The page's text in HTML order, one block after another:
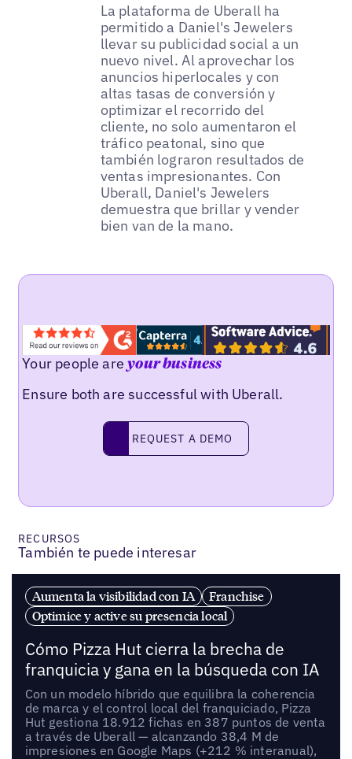
La plataforma de Uberall ha
permitido a Daniel's Jewelers
llevar su publicidad social a un
nuevo nivel. Al aprovechar los
anuncios hiperlocales y con
altas tasas de conversión y
optimizar el recorrido del
cliente, no solo aumentaron el
tráfico peatonal, sino que
también lograron resultados de
ventas impresionantes. Con
Uberall, Daniel's Jewelers
demuestra que brillar y vender
bien van de la mano.
Your people areyour business
Ensure both are successful with Uberall.
request a demo
REQUEST A DEMO
RECURSOS
También te puede interesar
Aumenta la visibilidad con IA
Franchise
Optimice y active su presencia local
Cómo Pizza Hut cierra la brecha de
franquicia y gana en la búsqueda con IA
Con un modelo híbrido que equilibra la coherencia
de marca y el control local del franquiciado, Pizza
Hut gestiona 18.912 fichas en 387 puntos de venta
a través de Uberall — alcanzando 38,4 M de
impresiones en Google Maps (+212 % interanual),